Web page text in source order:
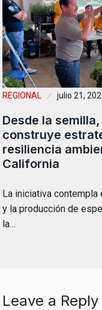
REGIONAL julio 21,
Desde la semilla,
construye
resiliencia
California
La iniciativa
y la producción de
la…
Leave a Reply